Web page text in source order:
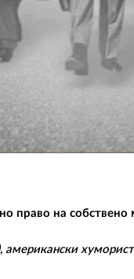
право на
хуморист